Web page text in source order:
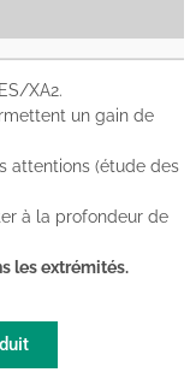
XA2.
un gain de
attentions (étude des
à la profondeur de
les extrémités.